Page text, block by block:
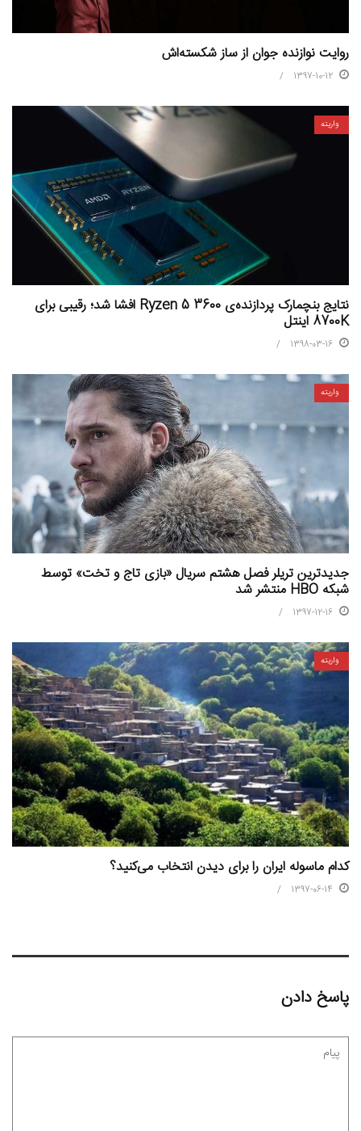
روایت نوازنده جوان از ساز شکسته‌اش
1397-10-12
واریته
نتایج بنچمارک پردازنده‌ی Ryzen 5 3600 افشا شد؛ رقیبی برای
8700K اینتل
1398-03-16
واریته
جدیدترین تریلر فصل هشتم سریال «بازی تاج و تخت» توسط
شبکه HBO منتشر شد
1397-12-16
واریته
کدام ماسوله ایران را برای دیدن انتخاب می‌کنید؟
1397-06-14
پاسخ دادن